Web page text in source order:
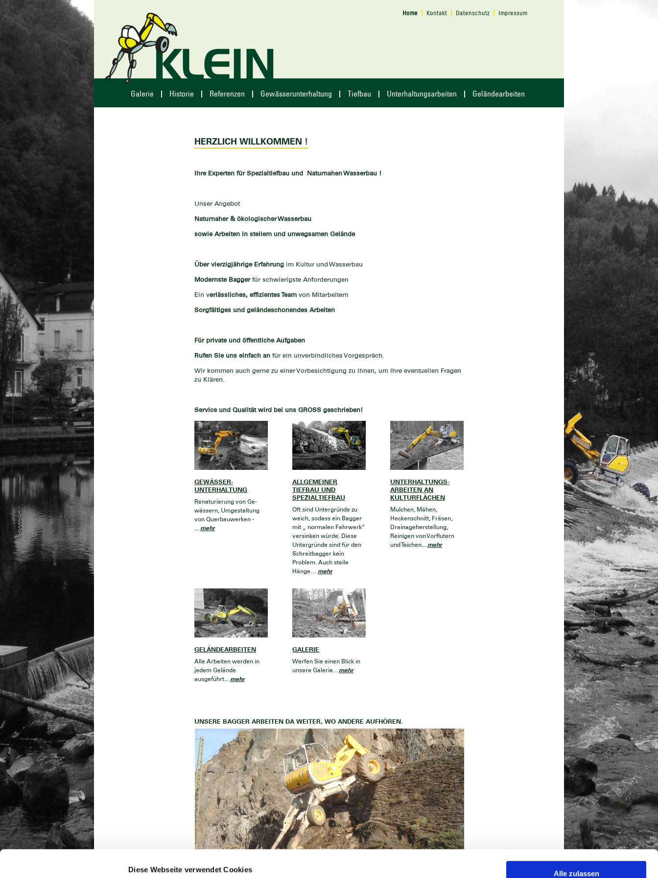
Diese Webseite verwendet Cookies Alle zulassen
Home Kontakt Datenschutz Impressum
Galerie Historie Referenzen Gewässerunterhaltung Tiefbau Unterhaltungsarbeiten Geländearbeiten
HERZLICH WILLKOMMEN !
Ihre Experten für Spezialtiefbau und Naturnahen Wasserbau !
Unser Angebot
Naturnaher & ökologischer Wasserbau
sowie Arbeiten in steilem und unwegsamen Gelände
Über vierzigjährige Erfahrung im Kultur und Wasserbau
Modernste Baggerfür schwierigste Anforderungen
Ein verlässliches, effizientes Team von Mitarbeitern
Sorgfältiges und geländeschonendes Arbeiten
Für private und öffentliche Aufgaben
Rufen Sie uns einfach an für ein unverbindliches Vorgespräch.
Wir kommen auch gerne zu einer Vorbesichtigung zu Ihnen, um Ihre eventuellen Fragen
zu Klären.
Service und Qualität wird bei uns GROSS geschrieben!
GEWÄSSER-
UNTERHALTUNG
Renaturierung von Ge-
wässern, Umgestaltung
von Querbauwerken -
... mehr
ALLGEMEINER
TIEFBAU UND
SPEZIALTIEFBAU
Oft sind Untergründe zu
weich, sodass ein Bagger
mit „ normalen Fahrwerk“
versinken würde. Diese
Untergründe sind für den
Schreitbagger kein
Problem. Auch steile
Hänge… mehr
UNTERHALTUNGS-
ARBEITEN AN
KULTURFLÄCHEN
Mulchen, Mähen,
Heckenschnitt, Fräsen,
Drainageherstellung,
Reinigen von Vorflutern
und Teichen... mehr
GELÄNDEARBEITEN
Alle Arbeiten werden in
jedem Gelände
ausgeführt... mehr
GALERIE
Werfen Sie einen Blick in
unsere Galerie... mehr
UNSERE BAGGER ARBEITEN DA WEITER, WO ANDERE AUFHÖREN.